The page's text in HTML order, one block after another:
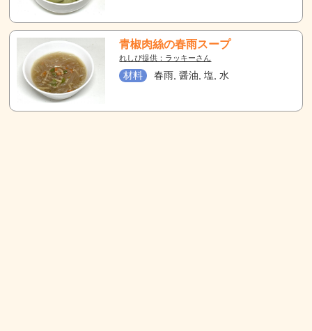
青椒肉絲の春雨スープ
れしぴ提供：ラッキーさん
材料 春雨, 醤油, 塩, 水